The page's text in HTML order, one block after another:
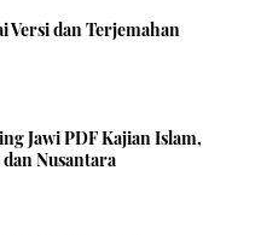
Versi dan Terjemahan
Jawi PDF Kajian Islam,
Nusantara